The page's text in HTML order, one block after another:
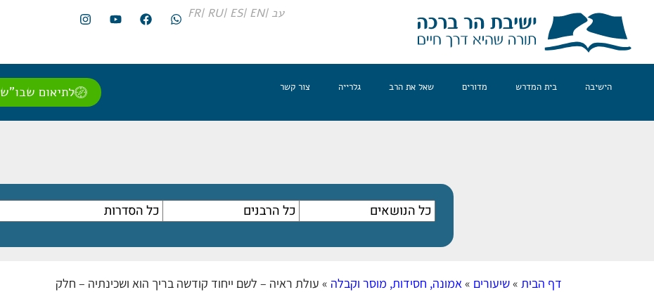
עב |EN |
ES |
RU |
FR
הישיבה בית המדרש מדורים שאל את הרב גלרייה צור קשר לתיאום שבו"ש
דף הבית »שיעורים »אמונה, חסידות, מוסר וקבלה » עולת ראיה – לשם ייחוד קודשה בריך הוא ושכינתיה – חלק